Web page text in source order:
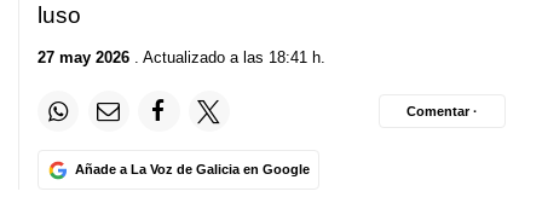
luso
27 may 2026 . Actualizado a las 18:41 h.
Añade a La Voz de Galicia en Google
Comentar ·